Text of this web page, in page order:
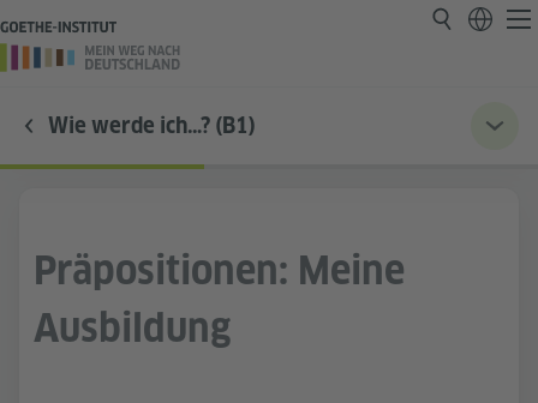
Wie werde ich…? (B1)
Präpositionen: Meine
Ausbildung